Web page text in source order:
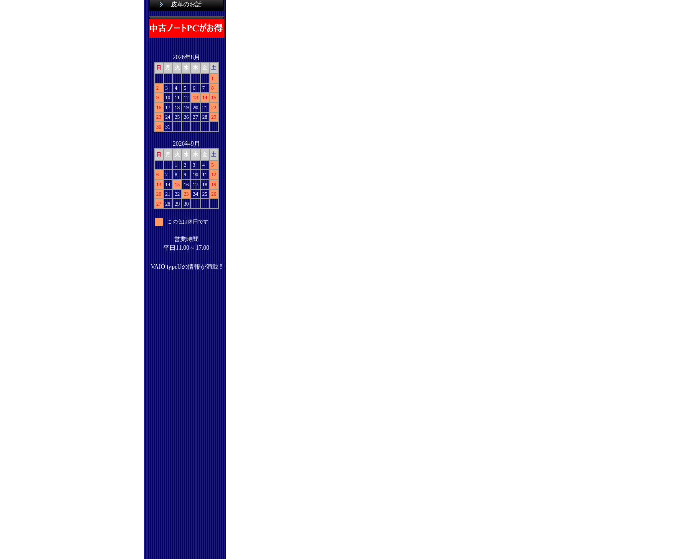
皮革のお話
2026年8月
日 月 火 水 木 金
土
1
2
3 4 5 6 7
8
9
10 11 12 13 14
15
16
17 18 19 20 21
22
23
24 25 26 27 28
29
30
31
2026年9月
日 月 火 水 木 金
土
1
2 3 4
5
6
7 8 9 10 11
12
13
14 15 16 17 18
19
20
21 22 23 24 25
26
27
28 29 30
この色は休日です
営業時間
平日11:00～17:00
VAIO typeUの情報が満載 !